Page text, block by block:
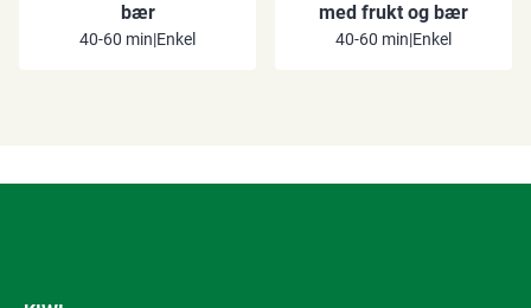
bær
40-60 min|Enkel
med frukt og bær
40-60 min|Enkel